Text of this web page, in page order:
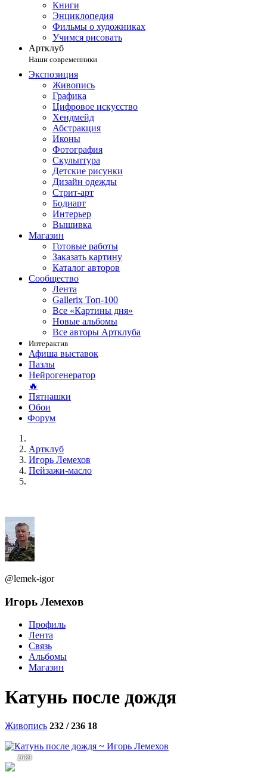
Книги
Энциклопедия
Фильмы о художниках
Учимся рисовать
Артклуб
Наши современники
Экспозиция
Живопись
Графика
Цифровое искусство
Хендмейд
Абстракция
Иконы
Фотография
Скульптура
Детские рисунки
Дизайн одежды
Стрит-арт
Бодиарт
Интерьер
Вышивка
Магазин
Готовые работы
Заказать картину
Каталог авторов
Сообщество
Лента
Gallerix Топ-100
Все «Картины дня»
Новые альбомы
Все авторы Артклуба
Интерактив
Афиша выставок
Пазлы
Нейрогенератор
🔥
Пятнашки
Обои
Форум
Артклуб
Игорь Лемехов
Пейзажи-масло
@lemek-igor
Игорь Лемехов
Профиль
Лента
Связь
Альбомы
Магазин
Катунь после дождя
Живопись 232 / 236 18
2689